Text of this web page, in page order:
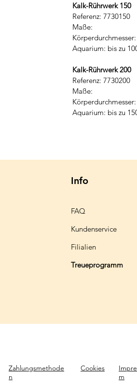
Kalk-Rührwerk 150
Referenz: 7730150
Maße:
Aquarium: bis zu
Kalk-Rührwerk 200
Referenz: 7730200
Maße:
Aquarium: bis zu
Info
FAQ
Kundenservice
Filialien
Treueprogramm
Zahlungsmethode
n
Cookies
m